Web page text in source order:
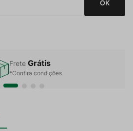
Frete Grátis
*Confira condições